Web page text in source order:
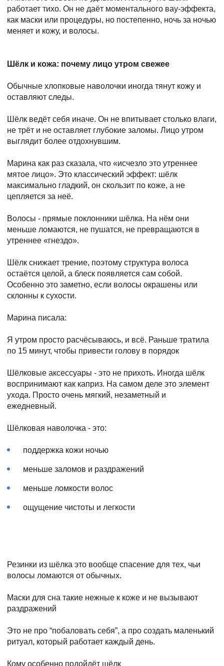
работает тихо. Он не даёт моментального вау-эффекта,
как маски или процедуры, но постепенно, ночь за ночью
меняет и кожу, и волосы.
Шёлк и кожа: почему лицо утром свежее
Обычные хлопковые наволочки иногда тянут кожу и
оставляют следы.
Шёлк ведёт себя иначе. Он не впитывает столько влаги,
не трёт и не оставляет глубокие заломы. Лицо утром
выглядит более отдохнувшим.
Марина как раз сказала, что «исчезло это утреннее
мятое лицо». Это классический эффект: шёлк
максимально гладкий, он скользит по коже, а не
цепляется за неё.
Волосы - прямые поклонники шёлка. На нём они
меньше ломаются, не пушатся, не превращаются в
утреннее «гнездо».
Шёлк снижает трение, поэтому структура волоса
остаётся целой, а блеск появляется сам собой.
Особенно это заметно, если волосы окрашены или
склонны к сухости.
Марина писала:
Я утром просто расчёсываюсь, и всё. Раньше тратила
по 15 минут, чтобы привести голову в порядок
Шёлковые аксессуары - это не прихоть. Иногда шёлк
воспринимают как каприз. На самом деле это элемент
ухода. Просто очень мягкий, незаметный и
ежедневный.
Шёлковая наволочка - это:
поддержка кожи ночью
меньше заломов и раздражений
меньше ломкости волос
ощущение чистоты и легкости
Резинки из шёлка это вообще спасение для тех, чьи
волосы ломаются от обычных.
Маски для сна такие нежные к коже и не вызывают
раздражений
Это не про “побаловать себя”, а про создать маленький
ритуал, который работает каждый день.
Кому особенно подойдёт шёлк